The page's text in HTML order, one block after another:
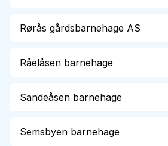
Rørås gårdsbarnehage AS
Råelåsen barnehage
Sandeåsen barnehage
Semsbyen barnehage